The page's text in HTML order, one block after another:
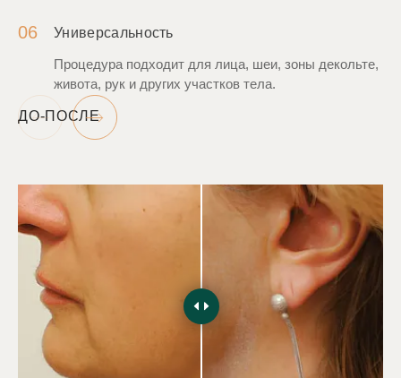
06 Универсальность
Процедура подходит для лица, шеи, зоны декольте,
живота, рук и других участков тела.
ДО-ПОСЛЕ